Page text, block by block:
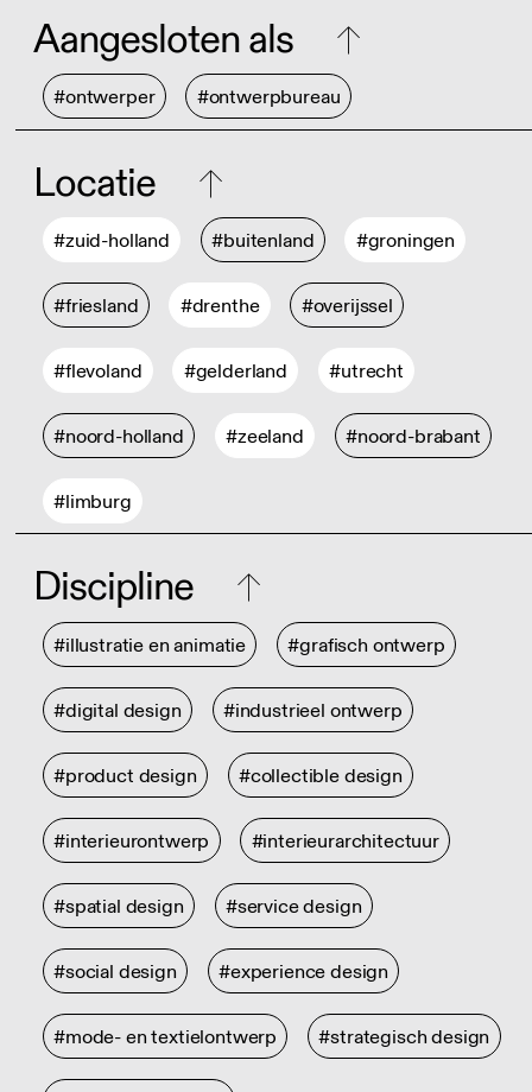
Aangesloten als
#ontwerper #ontwerpbureau
Locatie
#zuid-holland #buitenland #groningen
#friesland #drenthe #overijssel
#flevoland #gelderland #utrecht
#noord-holland #zeeland #noord-brabant
#limburg
Discipline
#illustratie en animatie #grafisch ontwerp
#digital design #industrieel ontwerp
#product design #collectible design
#interieurontwerp #interieurarchitectuur
#spatial design #service design
#social design #experience design
#mode- en textielontwerp #strategisch design